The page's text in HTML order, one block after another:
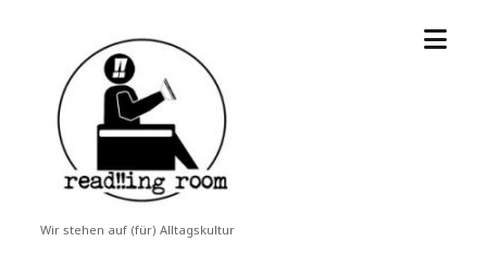
read!!ing
room
Wir stehen auf (für) Alltagskultur
Menü